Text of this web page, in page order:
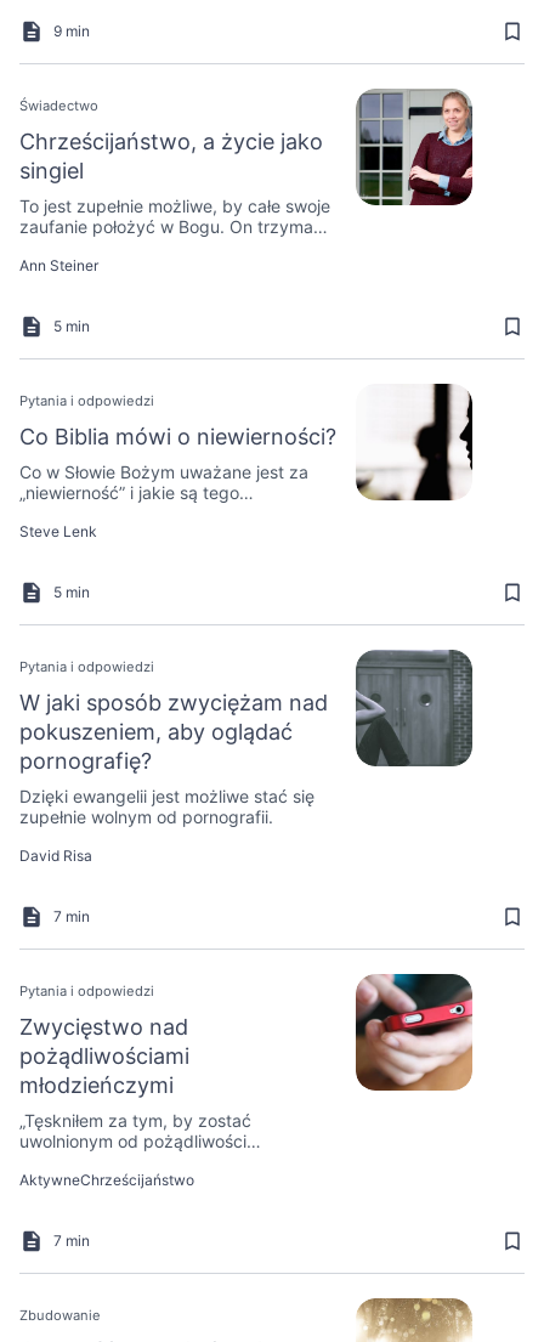
9 min
Świadectwo
Chrześcijaństwo, a życie jako
singiel
To jest zupełnie możliwe, by całe swoje
zaufanie położyć w Bogu. On trzyma
Ann Steiner
5 min
Pytania i odpowiedzi
Co Biblia mówi o niewierności?
Co w Słowie Bożym uważane jest za
„niewierność” i jakie są tego
Steve Lenk
5 min
Pytania i odpowiedzi
W jaki sposób zwyciężam nad
pokuszeniem, aby oglądać
pornografię?
Dzięki ewangelii jest możliwe stać się
zupełnie wolnym od pornografii.
David Risa
7 min
Pytania i odpowiedzi
Zwycięstwo nad
pożądliwościami
młodzieńczymi
„Tęskniłem za tym, by zostać
uwolnionym od pożądliwości
wiedziałem, w jaki sposób mógłbym to
młodzieńczych oraz o całkowitym
AktywneChrześcijaństwo
7 min
Zbudowanie